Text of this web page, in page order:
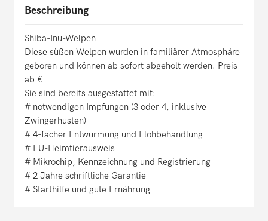
Beschreibung
Shiba-Inu-Welpen
Diese süßen Welpen wurden in familiärer Atmosphäre
geboren und können ab sofort abgeholt werden. Preis
ab €
Sie sind bereits ausgestattet mit:
# notwendigen Impfungen (3 oder 4, inklusive
Zwingerhusten)
# 4-facher Entwurmung und Flohbehandlung
# EU-Heimtierausweis
# Mikrochip, Kennzeichnung und Registrierung
# 2 Jahre schriftliche Garantie
# Starthilfe und gute Ernährung